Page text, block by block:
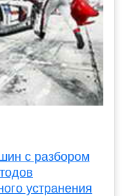
с разбором
устранения